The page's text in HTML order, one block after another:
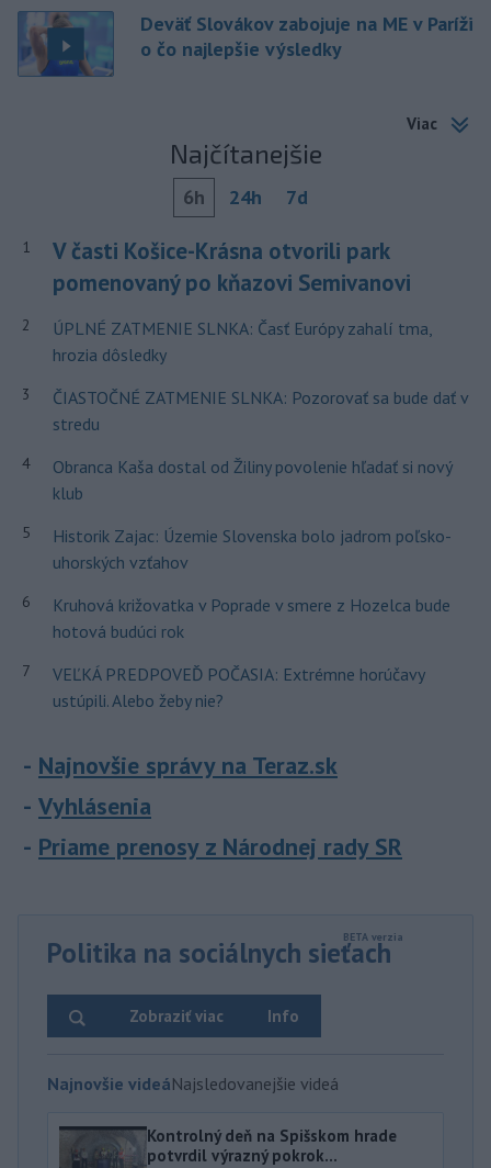
Deväť Slovákov zabojuje na ME v Paríži
o čo najlepšie výsledky
Viac
Najčítanejšie
6h 24h 7d
1
V časti Košice-Krásna otvorili park
pomenovaný po kňazovi Semivanovi
2
ÚPLNÉ ZATMENIE SLNKA: Časť Európy zahalí tma,
hrozia dôsledky
3
ČIASTOČNÉ ZATMENIE SLNKA: Pozorovať sa bude dať v
stredu
4
Obranca Kaša dostal od Žiliny povolenie hľadať si nový
klub
5
Historik Zajac: Územie Slovenska bolo jadrom poľsko-
uhorských vzťahov
6
Kruhová križovatka v Poprade v smere z Hozelca bude
hotová budúci rok
7
VEĽKÁ PREDPOVEĎ POČASIA: Extrémne horúčavy
ustúpili. Alebo žeby nie?
Najnovšie správy na Teraz.sk
Vyhlásenia
Priame prenosy z Národnej rady SR
Politika na sociálnych sieťach
Info
Zobraziť viac
Najnovšie videáNajsledovanejšie videá
Kontrolný deň na Spišskom hrade
potvrdil výrazný pokrok...